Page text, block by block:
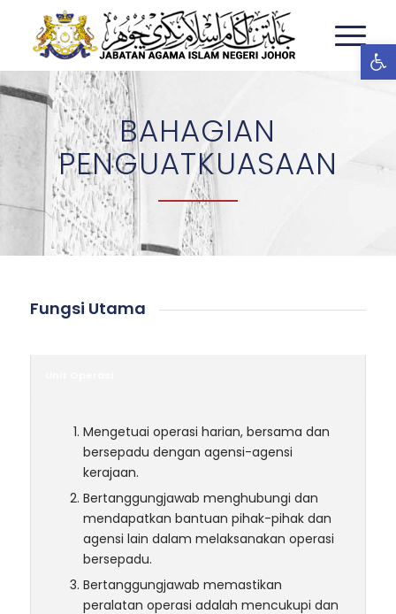
BAHAGIAN
PENGUATKUASAAN
Fungsi Utama
Mengetuai operasi harian, bersama dan
bersepadu dengan agensi-agensi
kerajaan.
Bertanggungjawab menghubungi dan
mendapatkan bantuan pihak-pihak dan
agensi lain dalam melaksanakan operasi
bersepadu.
Bertanggungjawab memastikan
peralatan operasi adalah mencukupi dan